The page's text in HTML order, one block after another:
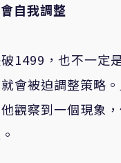
自我調整
1499，也不一定
會被迫調整策略
觀察到一個現象